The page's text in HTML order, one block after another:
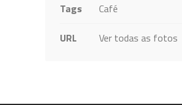
Tags
Café
URL
Ver todas as fotos